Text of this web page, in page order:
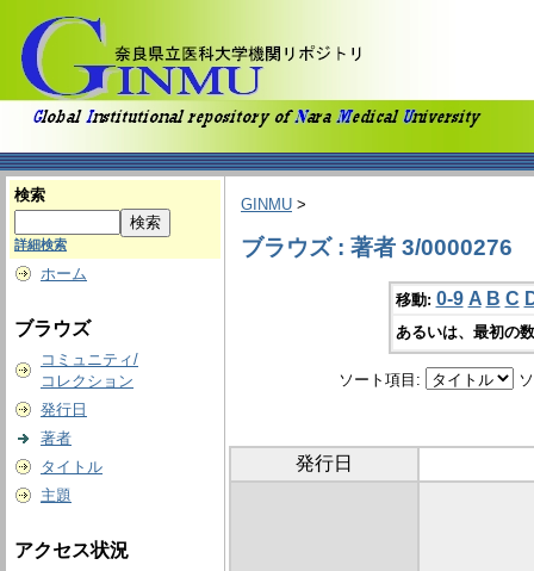
検索
詳細検索
ホーム
ブラウズ
コミュニティ/
コレクション
発行日
著者
タイトル
主題
アクセス状況
GINMU >
ブラウズ : 著者 3/0000276
移動: 0-9 A B C
あるいは、最初の
ソート項目:
発行日